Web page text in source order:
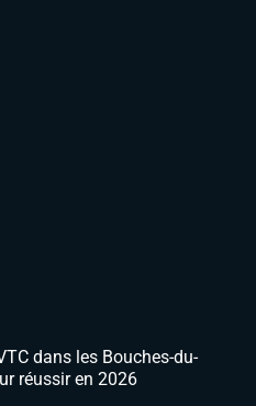
dans les Bouches-du-
réussir en 2026